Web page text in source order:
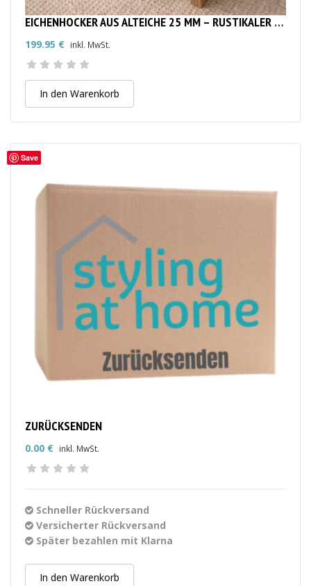
EICHENHOCKER AUS ALTEICHE 25 MM – RUSTIKALER MASSIVHOLZ-HOCKER
199.95 € inkl. MwSt.
In den Warenkorb
Save
ZURÜCKSENDEN
0.00 € inkl. MwSt.
Schneller Rückversand
Versicherter Rückversand
Später bezahlen mit Klarna
In den Warenkorb